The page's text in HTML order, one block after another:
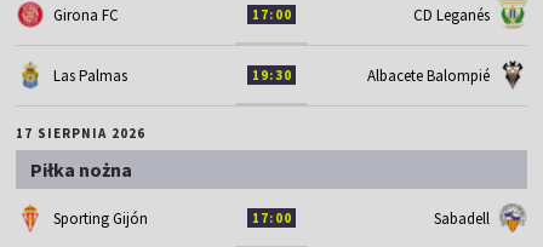
Girona FC 17:00 CD Leganés
Las Palmas 19:30 Albacete Balompié
17 SIERPNIA 2026
Piłka nożna
Sporting Gijón 17:00 Sabadell